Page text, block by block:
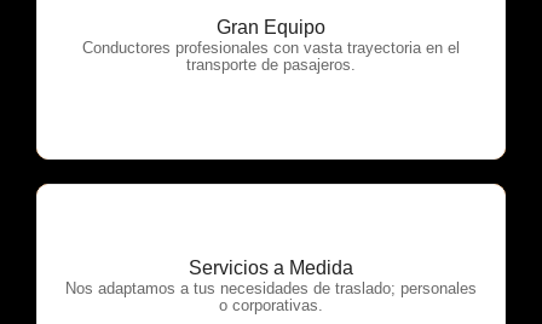
Gran Equipo
Conductores profesionales con vasta trayectoria en el
transporte de pasajeros.
OTP Servicios
Servicios a Medida
Nos adaptamos a tus necesidades de traslado; personales
o corporativas.
OTP Servicios